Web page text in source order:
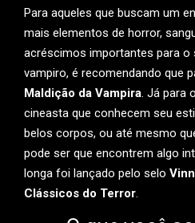
Para aqueles que buscam um
mais elementos de horror,
acréscimos importantes para o
vampiro, é recomendando que
Maldição da Vampira. Já para
cineasta que conhecem seu
belos corpos, ou até mesmo
pode ser que encontrem algo
longa foi lançado pelo selo
Clássicos do Terror.